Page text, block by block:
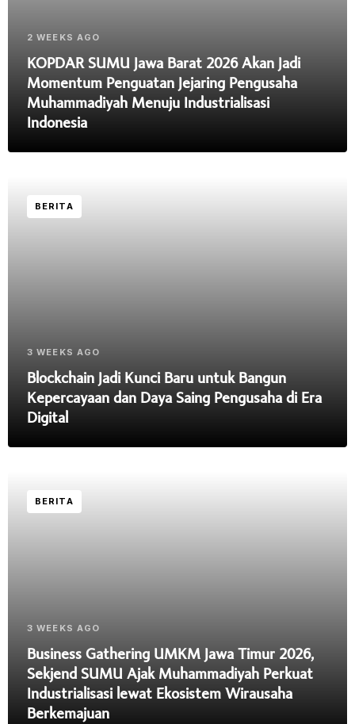
2 WEEKS AGO
KOPDAR SUMU Jawa Barat 2026 Akan Jadi
Momentum Penguatan Jejaring Pengusaha
Muhammadiyah Menuju Industrialisasi
Indonesia
BERITA
3 WEEKS AGO
Blockchain Jadi Kunci Baru untuk Bangun
Kepercayaan dan Daya Saing Pengusaha di Era
Digital
BERITA
3 WEEKS AGO
Business Gathering UMKM Jawa Timur 2026,
Sekjend SUMU Ajak Muhammadiyah Perkuat
Industrialisasi lewat Ekosistem Wirausaha
Berkemajuan